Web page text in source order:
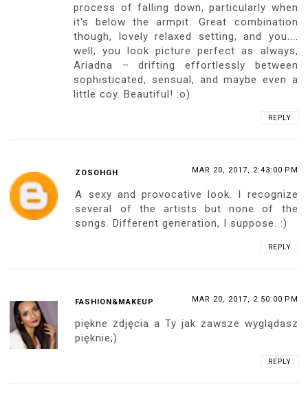
process of falling down, particularly when
it's below the armpit. Great combination
though, lovely relaxed setting, and you....
well, you look picture perfect as always,
Ariadna – drifting effortlessly between
sophisticated, sensual, and maybe even a
little coy. Beautiful! :o)
REPLY
ZOSOHGH MAR 20, 2017, 2:43:00 PM
A sexy and provocative look. I recognize
several of the artists but none of the
songs. Different generation, I suppose. :)
REPLY
FASHION&MAKEUP MAR 20, 2017, 2:50:00 PM
piękne zdjęcia a Ty jak zawsze wyglądasz
pięknie;)
REPLY